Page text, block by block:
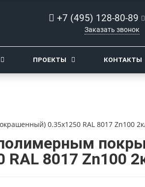
+7 (495) 128-80-89
Заказать звонок
ПРОЕКТЫ КОНТАКТЫ
0.35x1250 RAL 8017 Zn100
8017 Zn100